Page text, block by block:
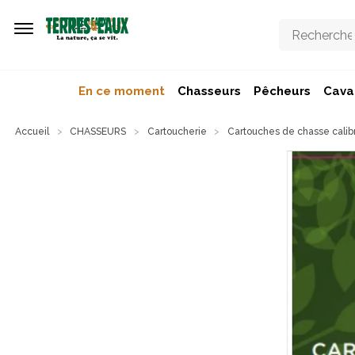
En ce moment Chasseurs Pêcheurs
Accueil CHASSEURS Cartoucherie Cartouches de chasse